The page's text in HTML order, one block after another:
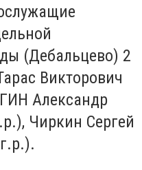
(Дебальцево) 2
Викторович
Александр
Чиркин Сергей